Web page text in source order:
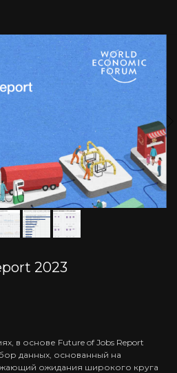
2023
в основе Future of Jobs Report
данных, основанный на
ожидания широкого круга